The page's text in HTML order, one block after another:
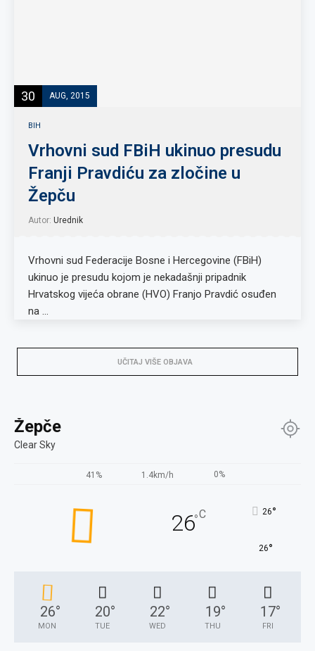
30 AUG, 2015
BIH
Vrhovni sud FBiH ukinuo presudu
Franji Pravdiću za zločine u
Žepču
Autor: Urednik
Vrhovni sud Federacije Bosne i Hercegovine (FBiH)
ukinuo je presudu kojom je nekadašnji pripadnik
Hrvatskog vijeća obrane (HVO) Franjo Pravdić osuđen
na …
UČITAJ VIŠE OBJAVA
Žepče
Clear Sky
41% 1.4km/h 0%
26°C 26°
26°
26°
MON
20°
TUE
22°
WED
19°
THU
17°
FRI